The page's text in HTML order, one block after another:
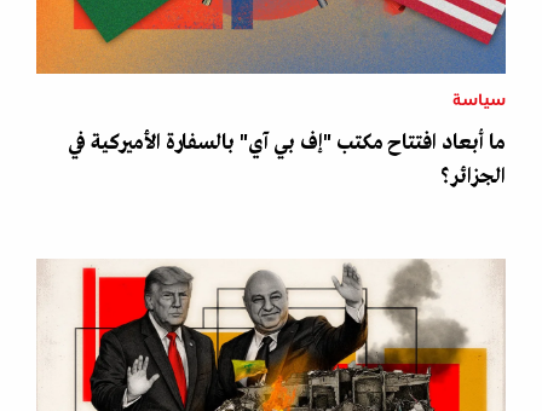
سياسة
ما أبعاد افتتاح مكتب "إف بي آي" بالسفارة الأميركية في
الجزائر؟